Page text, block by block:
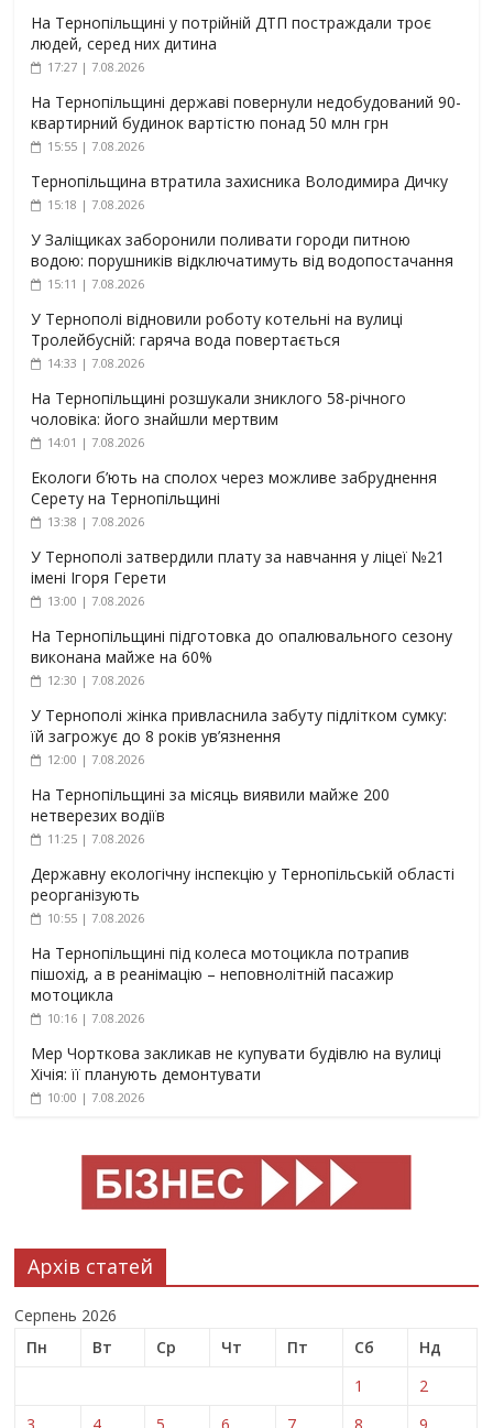
На Тернопільщині у потрійній ДТП постраждали троє
людей, серед них дитина
17:27 | 7.08.2026
На Тернопільщині державі повернули недобудований 90-
квартирний будинок вартістю понад 50 млн грн
15:55 | 7.08.2026
Тернопільщина втратила захисника Володимира Дичку
15:18 | 7.08.2026
У Заліщиках заборонили поливати городи питною
водою: порушників відключатимуть від водопостачання
15:11 | 7.08.2026
У Тернополі відновили роботу котельні на вулиці
Тролейбусній: гаряча вода повертається
14:33 | 7.08.2026
На Тернопільщині розшукали зниклого 58-річного
чоловіка: його знайшли мертвим
14:01 | 7.08.2026
Екологи б’ють на сполох через можливе забруднення
Серету на Тернопільщині
13:38 | 7.08.2026
У Тернополі затвердили плату за навчання у ліцеї №21
імені Ігоря Герети
13:00 | 7.08.2026
На Тернопільщині підготовка до опалювального сезону
виконана майже на 60%
12:30 | 7.08.2026
У Тернополі жінка привласнила забуту підлітком сумку:
їй загрожує до 8 років ув’язнення
12:00 | 7.08.2026
На Тернопільщині за місяць виявили майже 200
нетверезих водіїв
11:25 | 7.08.2026
Державну екологічну інспекцію у Тернопільській області
реорганізують
10:55 | 7.08.2026
На Тернопільщині під колеса мотоцикла потрапив
пішохід, а в реанімацію – неповнолітній пасажир
мотоцикла
10:16 | 7.08.2026
Мер Чорткова закликав не купувати будівлю на вулиці
Хічія: її планують демонтувати
10:00 | 7.08.2026
Архів статей
Серпень 2026
Пн
Вт Ср Чт Пт Сб
Нд
1
2